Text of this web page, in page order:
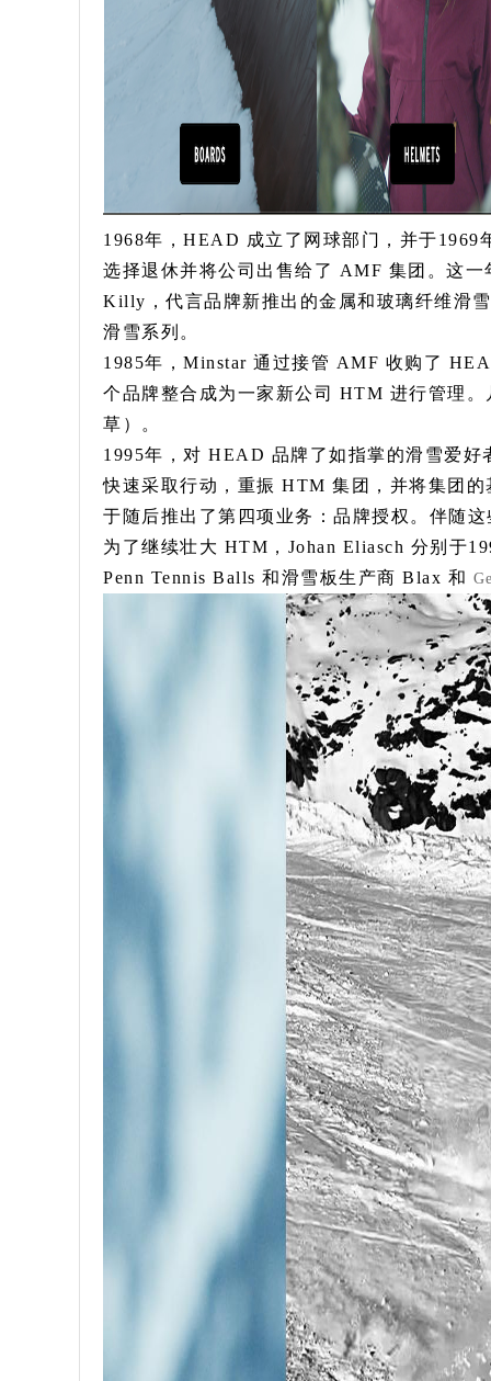
1968年，HEAD 成立了网球部门，并于1969
选择退休并将公司出售给了 AMF 集团。这
Killy，代言品牌新推出的金属和玻璃纤维
滑雪系列。
1985年，Minstar 通过接管 AMF 收购了
个品牌整合成为一家新公司 HTM 进行管理
草）。
1995年，对 HEAD 品牌了如指掌的滑雪爱
快速采取行动，重振 HTM 集团，并将集团
于随后推出了第四项业务：品牌授权。伴随
为了继续壮大 HTM，Johan Eliasch 分别于
Penn Tennis Balls 和滑雪板生产商 Blax 和